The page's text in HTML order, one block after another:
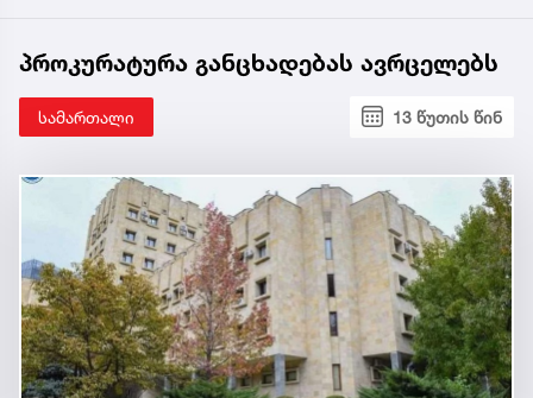
პროკურატურა განცხადებას ავრცელებს
სამართალი 13 წუთის წინ